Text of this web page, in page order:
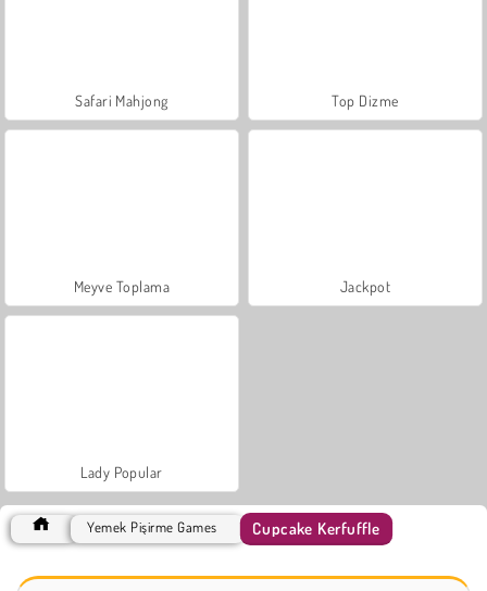
Safari Mahjong Top Dizme
Meyve Toplama Jackpot
Lady Popular
Yemek Pişirme Games Cupcake Kerfuffle